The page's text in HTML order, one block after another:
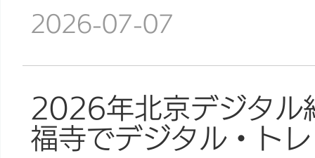
2026-07-07
2026年北京デジタル
福寺でデジタル・ト